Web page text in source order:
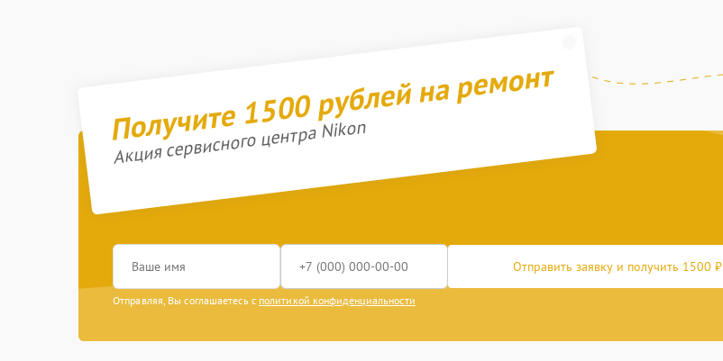
Получите 1500 рублей на ремонт
Акция сервисного центра Nikon
Отправить заявку и получить 1500 ₽
Отправляя, Вы соглашаетесь с политикой конфиденциальности